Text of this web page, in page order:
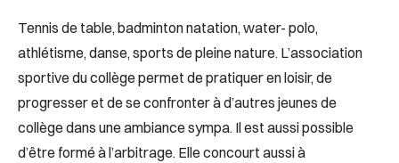
Tennis de table, badminton natation, water- polo,
athlétisme, danse, sports de pleine nature. L’association
sportive du collège permet de pratiquer en loisir, de
progresser et de se confronter à d’autres jeunes de
collège dans une ambiance sympa. Il est aussi possible
d’être formé à l’arbitrage. Elle concourt aussi à